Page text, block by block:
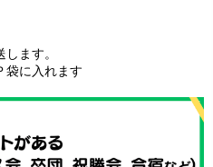
ます。
袋に入れます